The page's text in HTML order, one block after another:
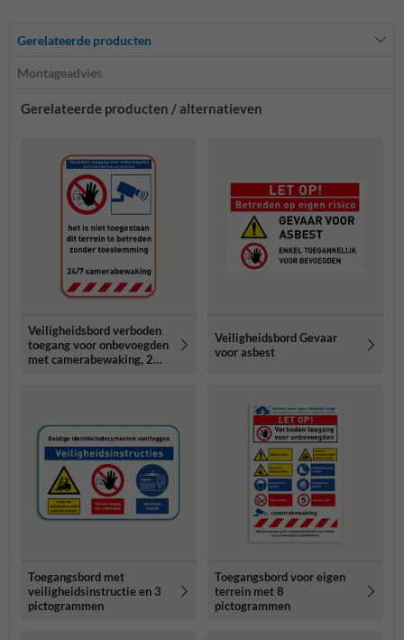
Gerelateerde producten
Montageadvies
Gerelateerde producten / alternatieven
Veiligheidsbord verboden
toegang voor onbevoegden
met camerabewaking, 2
Veiligheidsbord Gevaar
voor asbest
Toegangsbord met
veiligheidsinstructie en 3
pictogrammen
Toegangsbord voor eigen
terrein met 8
pictogrammen